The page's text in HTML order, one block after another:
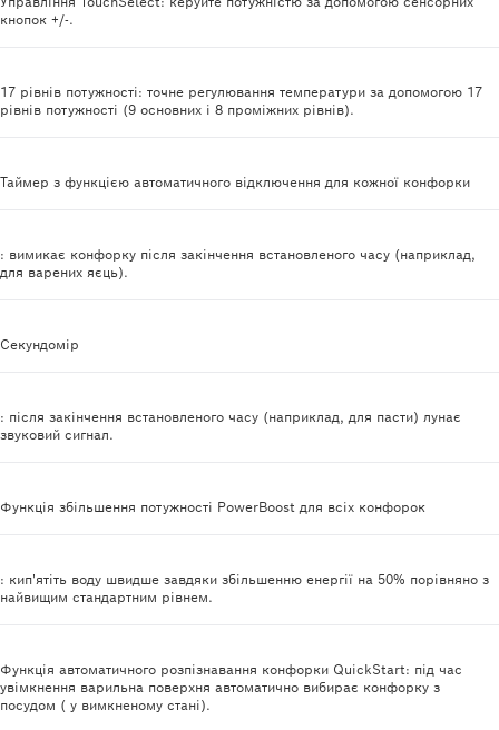
кнопок +/-.
17 рівнів потужності: точне регулювання температури за допомогою 17
рівнів потужності (9 основних і 8 проміжних рівнів).
Таймер з функцією автоматичного відключення для кожної конфорки
: вимикає конфорку після закінчення встановленого часу (наприклад,
для варених яєць).
Секундомір
: після закінчення встановленого часу (наприклад, для пасти) лунає
звуковий сигнал.
Функція збільшення потужності PowerBoost для всіх конфорок
: кип'ятіть воду швидше завдяки збільшенню енергії на 50% порівняно з
найвищим стандартним рівнем.
Функція автоматичного розпізнавання конфорки QuickStart: під час
увімкнення варильна поверхня автоматично вибирає конфорку з
посудом ( у вимкненому стані).